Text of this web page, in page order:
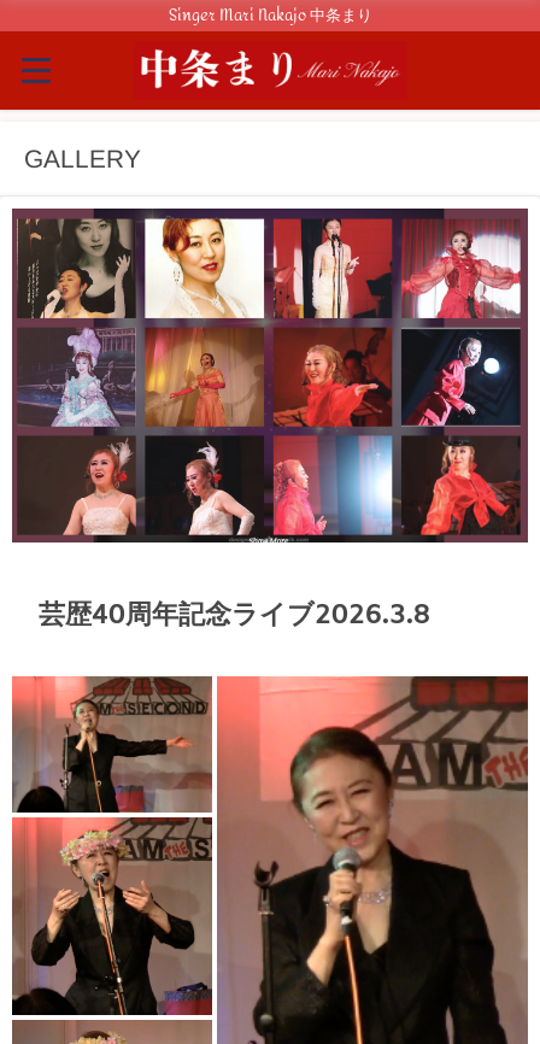
Singer Mari Nakajo 中条まり
GALLERY
芸歴40周年記念ライブ2026.3.8